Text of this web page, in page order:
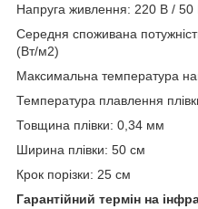
Напруга живлення: 220 В / 50
Середня споживана
(Вт/м2)
Максимальна температура
Температура плавлення
Товщина плівки: 0,34 мм
Ширина плівки: 50 см
Крок порізки: 25 см
Гарантійний термін на